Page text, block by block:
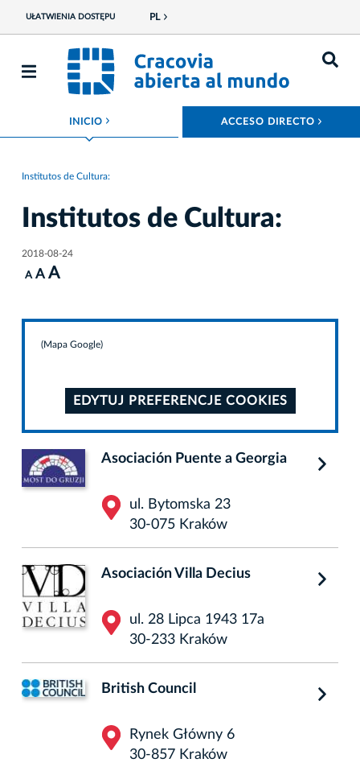
UŁATWIENIA DOSTĘPU PL
INICIO ROZWIŃ MENU ACCESO DIRECTO
Institutos de Cultura:
Institutos de Cultura:
2018-08-24
A A A
(Mapa Google)
EDYTUJ PREFERENCJE COOKIES
Asociación Puente a Georgia
ul. Bytomska 23
30-075 Kraków
Asociación Villa Decius
ul. 28 Lipca 1943 17a
30-233 Kraków
British Council
Rynek Główny 6
30-857 Kraków